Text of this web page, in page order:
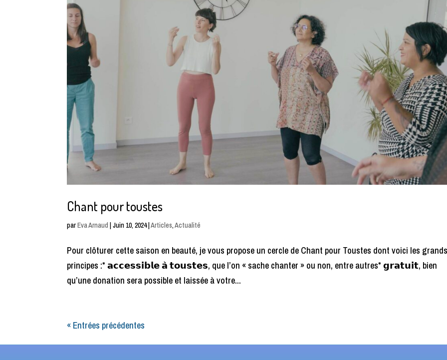
Chant pour toustes
parEva Arnaud |Juin 10, 2024|Articles,Actualité
Pour clôturer cette saison en beauté, je vous propose un cercle de Chant pour Toustes dont voici les
principes :* 𝗮𝗰𝗰𝗲𝘀𝘀𝗶𝗯𝗹𝗲 𝗮̀ 𝘁𝗼𝘂𝘀𝘁𝗲𝘀, que l’on « sache chanter » ou non, entre autres* 𝗴𝗿𝗮𝘁𝘂𝗶𝘁, bien
qu’une donation sera possible et laissée à votre...
« Entrées précédentes